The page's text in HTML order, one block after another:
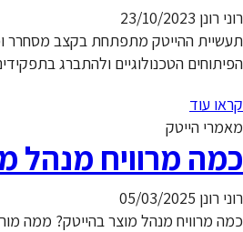
רוני רונן 23/10/2023
תעשיית ההייטק מתפתחת בקצב מסחרר
הפיתוחים הטכנולוגיים ולהתברג
קראו עוד
מאמרי הייטק
כמה מרוויח מנהל
רוני רונן 05/03/2025
כמה מרוויח מנהל מוצר בהייטק? ממה